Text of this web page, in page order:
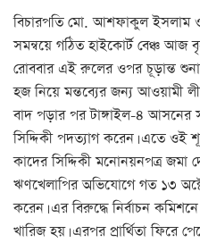
বিচারপতি মো. আশফাকুল ইসলাম
সমন্বয়ে গঠিত হাইকোর্ট বেঞ্চ
রোববার এই রুলের ওপর চূড়ান্ত
হজ নিয়ে মন্তব্যের জন্য আওয়ামী
বাদ পড়ার পর টাঙ্গাইল-৪
সিদ্দিকী পদত্যাগ করেন। এতে ওই
কাদের সিদ্দিকী মনোনয়নপত্র জমা
ঋণখেলাপির অভিযোগে গত ১৩
করেন। এর বিরুদ্ধে নির্বাচন
খারিজ হয়। এরপর প্রার্থিতা ফিরে